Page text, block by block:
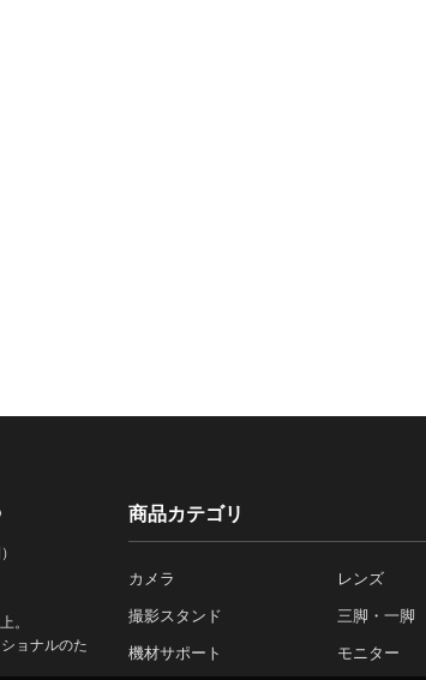
。
ョナルのた
商品カテゴリ
カメラ レンズ
撮影スタンド 三脚・一脚
機材サポート モニター